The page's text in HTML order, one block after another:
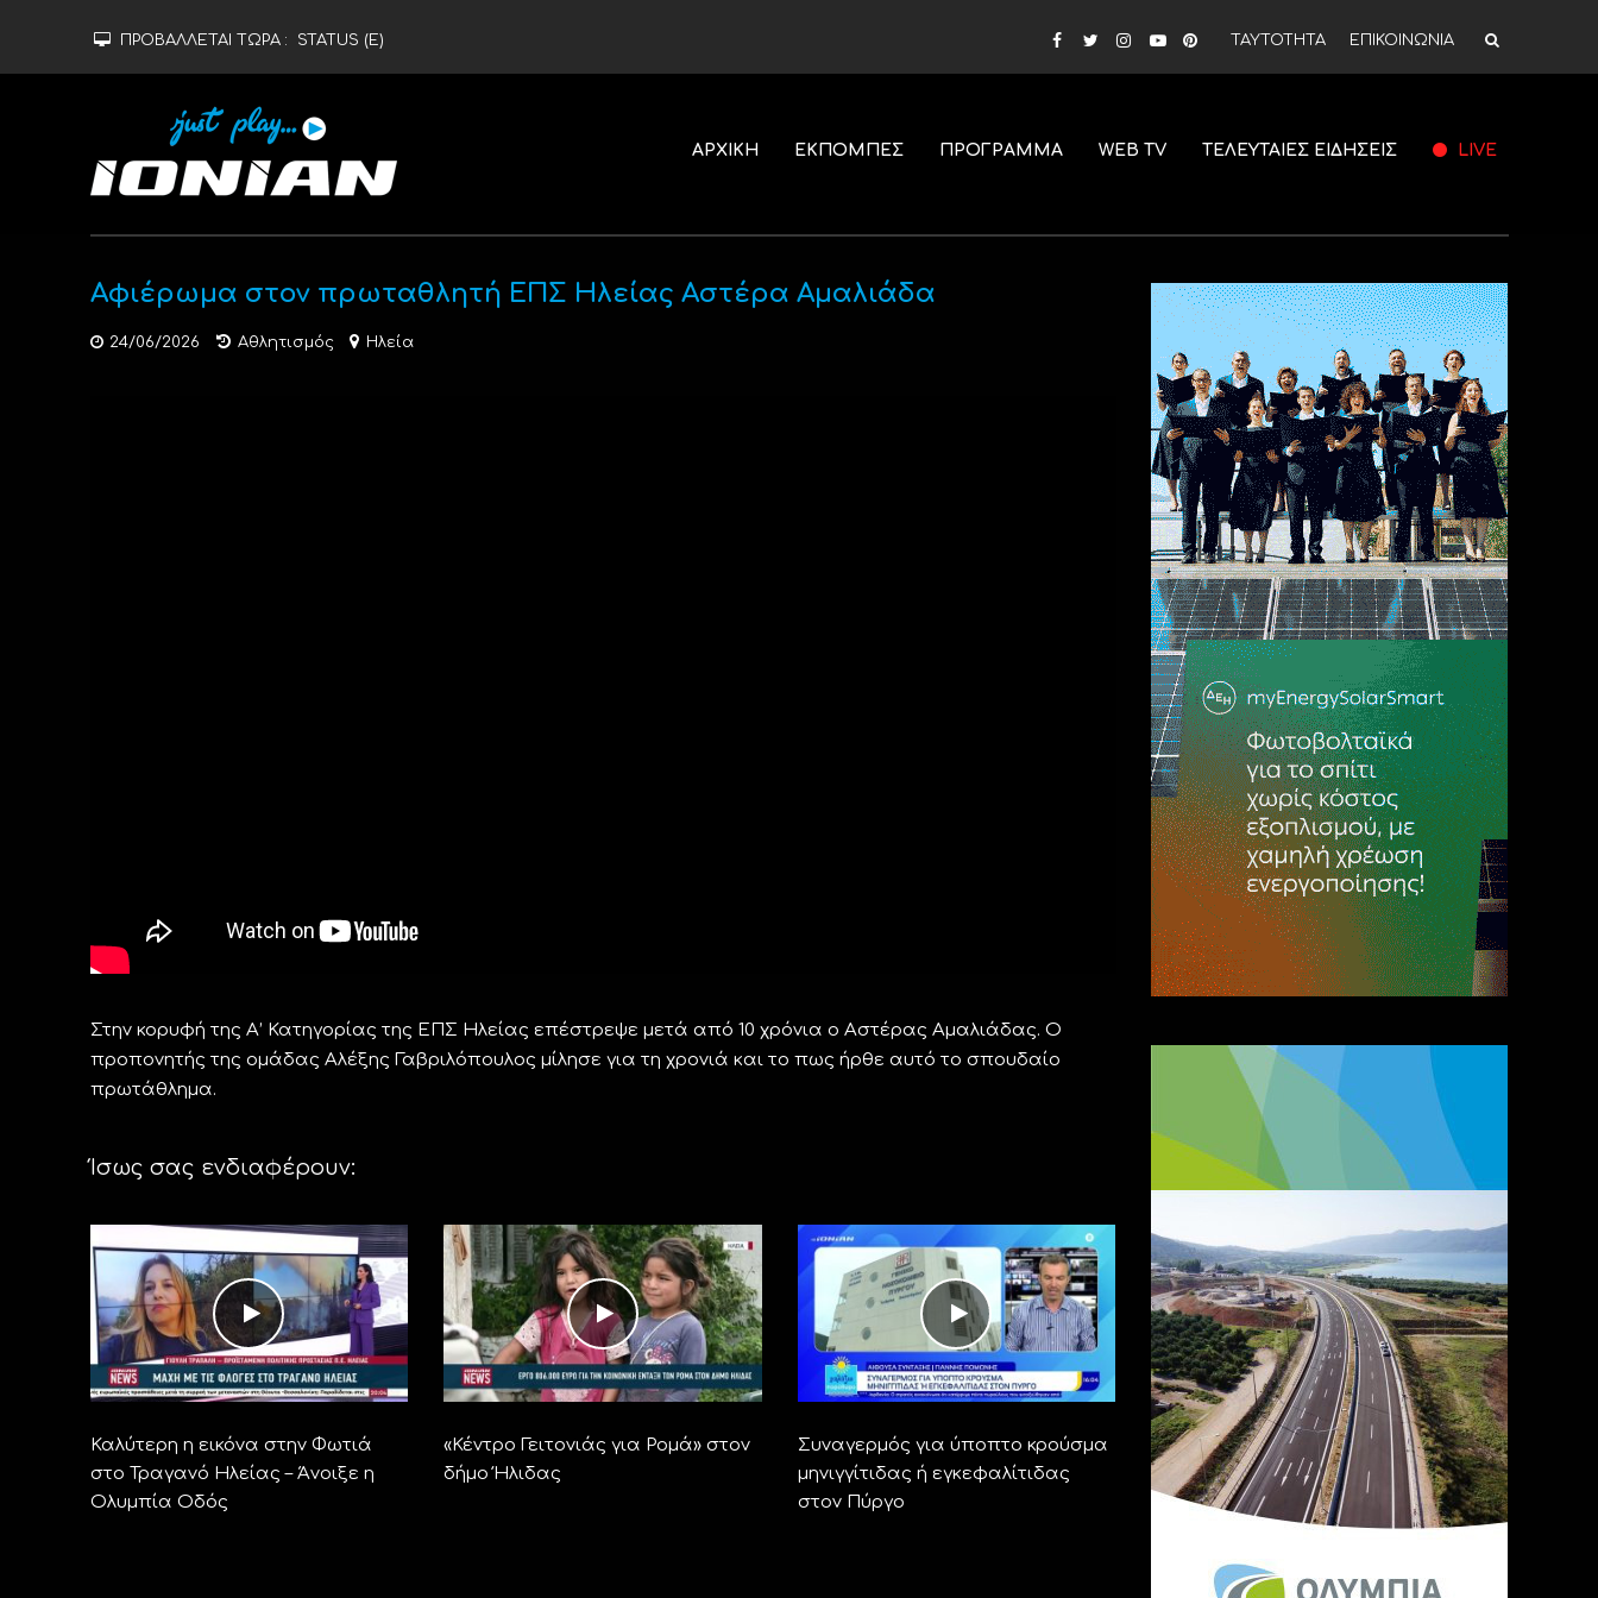
ΠΡΟΒΑΛΛΕΤΑΙ ΤΩΡΑ : STATUS (Ε) ΤΑΥΤΟΤΗΤΑ ΕΠΙΚΟΙΝΩΝΙΑ
ΑΡΧΙΚΗ ΕΚΠΟΜΠΕΣ ΠΡΟΓΡΑΜΜΑ WEB TV ΤΕΛΕΥΤΑΙΕΣ ΕΙΔΗΣΕΙΣ LIVE
Αφιέρωμα στον πρωταθλητή ΕΠΣ Ηλείας Αστέρα Αμαλιάδα
24/06/2026 Αθλητισμός Ηλεία
Στην κορυφή της Α’ Κατηγορίας της ΕΠΣ Ηλείας επέστρεψε μετά από 10 χρόνια ο Αστέρας Αμαλιάδας. Ο
προπονητής της ομάδας Αλέξης Γαβριλόπουλος μίλησε για τη χρονιά και το πως ήρθε αυτό το σπουδαίο
πρωτάθλημα.
Ίσως σας ενδιαφέρουν:
Καλύτερη η εικόνα στην Φωτιά
στο Τραγανό Ηλείας – Άνοιξε η
Ολυμπία Οδός
«Κέντρο Γειτονιάς για Ρομά» στον
δήμο Ήλιδας
Συναγερμός για ύποπτο κρούσμα
μηνιγγίτιδας ή εγκεφαλίτιδας
στον Πύργο